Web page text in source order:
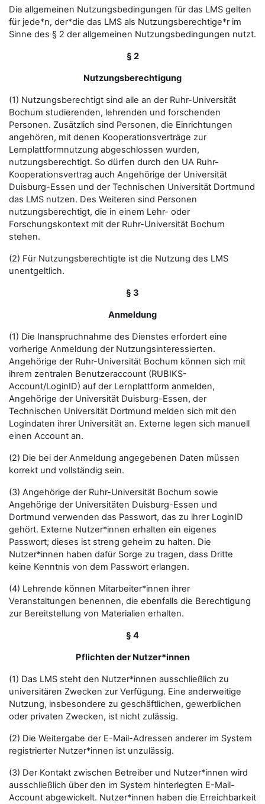
Die allgemeinen Nutzungsbedingungen für das LMS gelten
für jede*n, der*die das LMS als Nutzungsberechtige*r im
Sinne des § 2 der allgemeinen Nutzungsbedingungen nutzt.
§ 2
Nutzungsberechtigung
(1) Nutzungsberechtigt sind alle an der Ruhr-Universität
Bochum studierenden, lehrenden und forschenden
Personen. Zusätzlich sind Personen, die Einrichtungen
angehören, mit denen Kooperationsverträge zur
Lernplattformnutzung abgeschlossen wurden,
nutzungsberechtigt. So dürfen durch den UA Ruhr-
Kooperationsvertrag auch Angehörige der Universität
Duisburg-Essen und der Technischen Universität Dortmund
das LMS nutzen. Des Weiteren sind Personen
nutzungsberechtigt, die in einem Lehr- oder
Forschungskontext mit der Ruhr-Universität Bochum
stehen.
(2) Für Nutzungsberechtigte ist die Nutzung des LMS
unentgeltlich.
§ 3
Anmeldung
(1) Die Inanspruchnahme des Dienstes erfordert eine
vorherige Anmeldung der Nutzungsinteressierten.
Angehörige der Ruhr-Universität Bochum können sich mit
ihrem zentralen Benutzeraccount (RUBIKS-
Account/LoginID) auf der Lernplattform anmelden,
Angehörige der Universität Duisburg-Essen, der
Technischen Universität Dortmund melden sich mit den
Logindaten ihrer Universität an. Externe legen sich manuell
einen Account an.
(2) Die bei der Anmeldung angegebenen Daten müssen
korrekt und vollständig sein.
(3) Angehörige der Ruhr-Universität Bochum sowie
Angehörige der Universitäten Duisburg-Essen und
Dortmund verwenden das Passwort, das zu ihrer LoginID
gehört. Externe Nutzer*innen erhalten ein eigenes
Passwort; dieses ist streng geheim zu halten. Die
Nutzer*innen haben dafür Sorge zu tragen, dass Dritte
keine Kenntnis von dem Passwort erlangen.
(4) Lehrende können Mitarbeiter*innen ihrer
Veranstaltungen benennen, die ebenfalls die Berechtigung
zur Bereitstellung von Materialien erhalten.
§ 4
Pflichten der Nutzer*innen
(1) Das LMS steht den Nutzer*innen ausschließlich zu
universitären Zwecken zur Verfügung. Eine anderweitige
Nutzung, insbesondere zu geschäftlichen, gewerblichen
oder privaten Zwecken, ist nicht zulässig.
(2) Die Weitergabe der E-Mail-Adressen anderer im System
registrierter Nutzer*innen ist unzulässig.
(3) Der Kontakt zwischen Betreiber und Nutzer*innen wird
ausschließlich über den im System hinterlegten E-Mail-
Account abgewickelt. Nutzer*innen haben die Erreichbarkeit